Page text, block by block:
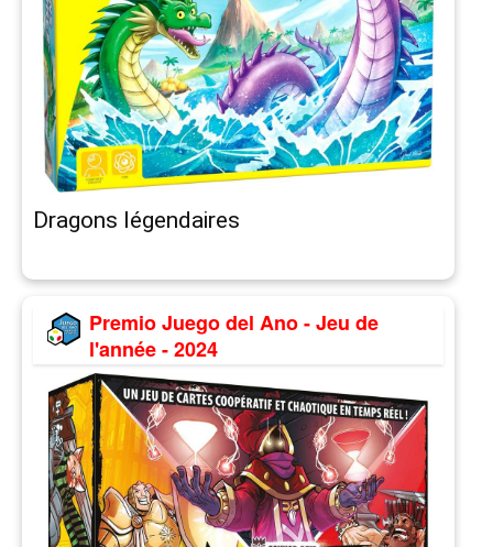
Dragons légendaires
Premio Juego del Ano - Jeu de
l'année - 2024